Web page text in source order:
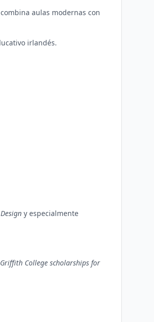
aulas modernas con
irlandés.
y especialmente
Griffith College scholarships for